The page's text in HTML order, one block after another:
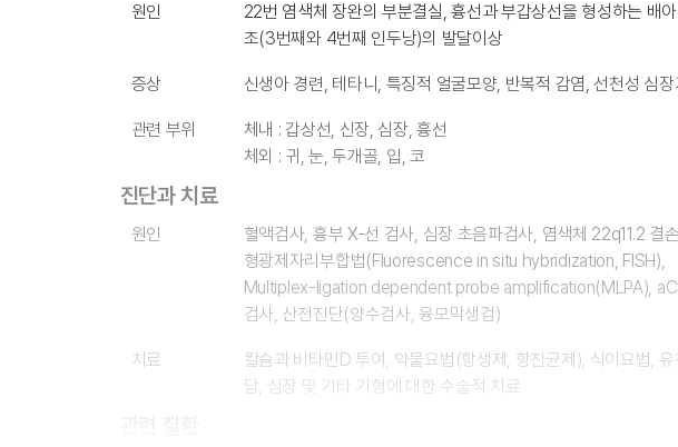
원인
22번 염색체 장완의 부분결실, 흉선과 부갑상선을 형성하는 배
조(3번째와 4번째 인두낭)의 발달이상
증상 신생아 경련, 테타니, 특징적 얼굴모양, 반복적 감염, 선천성 심
관련 부위
체내 : 갑상선, 신장, 심장, 흉선
체외 : 귀, 눈, 두개골, 입, 코
진단과 치료
원인
혈액검사, 흉부 X-선 검사, 심장 초음파검사, 염색체 22q11.2 결
형광제자리부합법(Fluorescence in situ hybridization, FISH),
Multiplex-ligation dependent probe amplification(MLPA),
검사, 산전진단(양수검사, 융모막생검)
치료
칼슘과 비타민D 투여, 약물요법(항생제, 항진균제), 식이요법,
담, 심장 및 기타 기형에 대한 수술적 치료